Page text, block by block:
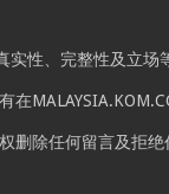
性、完整性及立
除任何留言及拒